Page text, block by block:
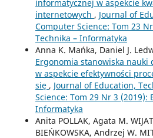
informatycznej w aspekcie
internetowych , Journal of
Computer Science: Tom 23
Technika – Informatyka
Anna K. Mańka, Daniel J.
Ergonomia stanowiska nauki
w aspekcie efektywności
się , Journal of Education,
Science: Tom 29 Nr 3 (2019):
Informatyka
Anita POLLAK, Agata M.
BIEŃKOWSKA, Andrzej W.